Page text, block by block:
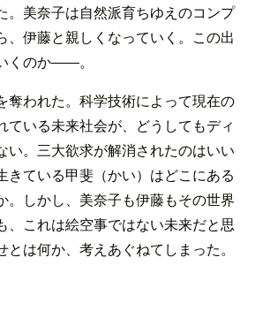
。美奈子は自然派育ちゆえのコンプ
、伊藤と親しくなっていく。この出
くのか――。
奪われた。科学技術によって現在の
ている未来社会が、どうしてもディ
い。三大欲求が解消されたのはいい
きている甲斐（かい）はどこにある
。しかし、美奈子も伊藤もその世界
、これは絵空事ではない未来だと思
とは何か、考えあぐねてしまった。